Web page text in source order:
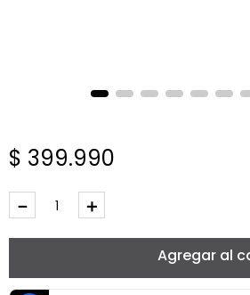
$ 399.990
＋
－
Agregar al